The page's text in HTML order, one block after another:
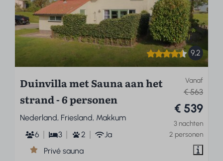
9,2
Vanaf
€ 563
€ 539
3 nachten
2 personen
Duinvilla met Sauna aan het
strand - 6 personen
Nederland, Friesland, Makkum
6
3 2
Ja
Privé sauna